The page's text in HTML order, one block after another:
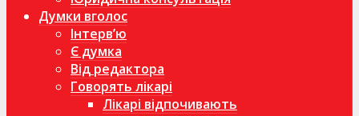
Думки вголос
Інтерв’ю
Є думка
Від редактора
Говорять лікарі
Лікарі відпочивають